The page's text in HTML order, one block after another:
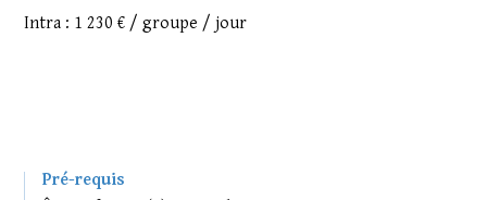
Intra : 1 230 € / groupe / jour
Pré-requis